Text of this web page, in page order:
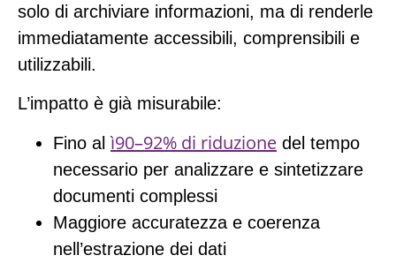
solo di archiviare informazioni, ma di renderle
immediatamente accessibili, comprensibili e
utilizzabili.
L’impatto è già misurabile:
Fino alì90–92% di riduzione del tempo
necessario per analizzare e sintetizzare
documenti complessi
Maggiore accuratezza e coerenza
nell’estrazione dei dati